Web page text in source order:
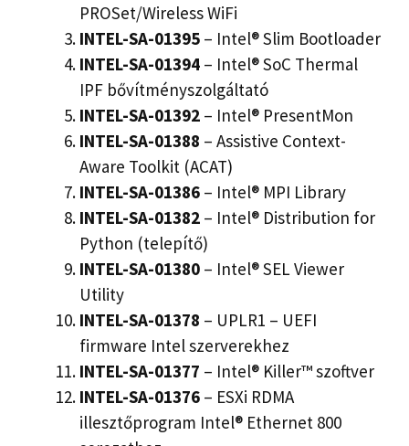
PROSet/Wireless WiFi
INTEL-SA-01395 – Intel® Slim Bootloader
INTEL-SA-01394 – Intel® SoC Thermal
IPF bővítményszolgáltató
INTEL-SA-01392 – Intel® PresentMon
INTEL-SA-01388 – Assistive Context-
Aware Toolkit (ACAT)
INTEL-SA-01386 – Intel® MPI Library
INTEL-SA-01382 – Intel® Distribution for
Python (telepítő)
INTEL-SA-01380 – Intel® SEL Viewer
Utility
INTEL-SA-01378 – UPLR1 – UEFI
firmware Intel szerverekhez
INTEL-SA-01377 – Intel® Killer™ szoftver
INTEL-SA-01376 – ESXi RDMA
illesztőprogram Intel® Ethernet 800